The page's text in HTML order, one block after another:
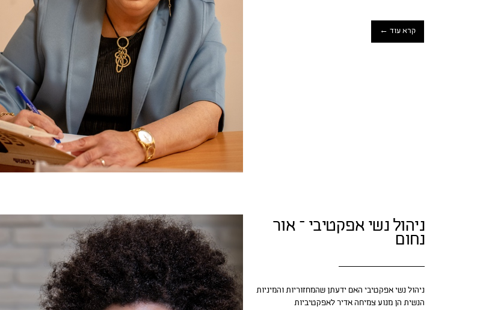
קרא עוד ←
ניהול נשי אפקטיבי – אור
נחום
ניהול נשי אפקטיבי האם ידעתן שהמחזוריות והמיניות
הנשית הן מנוע צמיחה אדיר לאפקטיביות